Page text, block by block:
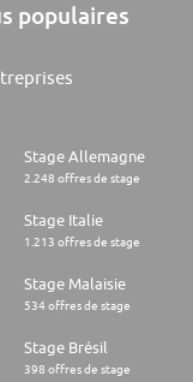
populaires
Stage Allemagne
2.248 offres de stage
Stage Italie
1.213 offres de stage
Stage Malaisie
534 offres de stage
Stage Brésil
398 offres de stage